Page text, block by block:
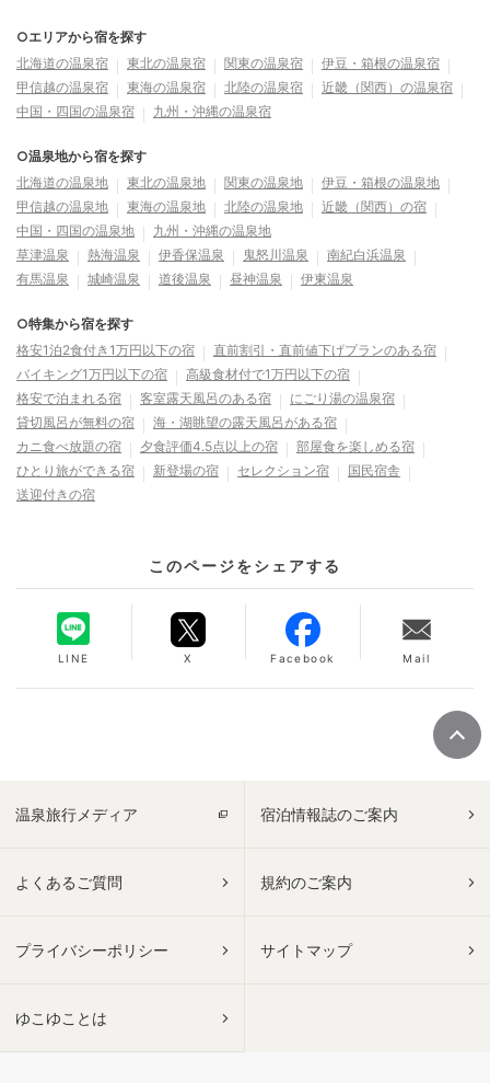
○エリアから宿を探す
北海道の温泉宿
東北の温泉宿 関東の温泉宿
伊豆・箱根の温泉宿
甲信越の温泉宿
東海の温泉宿 北陸の温泉宿
近畿（関西）の温泉宿
中国・四国の温泉宿
九州・沖縄の温泉宿
○温泉地から宿を探す
北海道の温泉地
東北の温泉地 関東の温泉地
伊豆・箱根の温泉地
甲信越の温泉地
東海の温泉地 北陸の温泉地
近畿（関西）の宿
中国・四国の温泉地
九州・沖縄の温泉地
草津温泉
熱海温泉 伊香保温泉 鬼怒川温泉
南紀白浜温泉
有馬温泉
城崎温泉 道後温泉 昼神温泉 伊東温泉
○特集から宿を探す
格安1泊2食付き1万円以下の宿
直前割引・直前値下げプランのある宿
バイキング1万円以下の宿
高級食材付で1万円以下の宿
格安で泊まれる宿
客室露天風呂のある宿
にごり湯の温泉宿
貸切風呂が無料の宿
海・湖眺望の露天風呂がある宿
カニ食べ放題の宿
夕食評価4.5点以上の宿
部屋食を楽しめる宿
ひとり旅ができる宿
新登場の宿 セレクション宿
国民宿舎
送迎付きの宿
このページをシェアする
LINE X Facebook Mail
温泉旅行メディア 宿泊情報誌のご案内
よくあるご質問 規約のご案内
プライバシーポリシー サイトマップ
ゆこゆことは